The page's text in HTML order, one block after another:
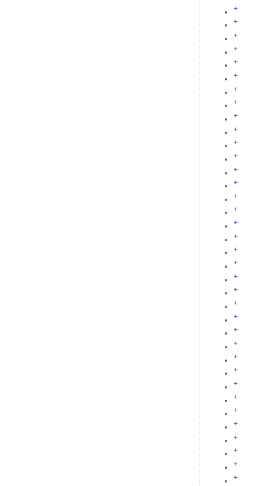
+
+
+
+
+
+
+
+
+
+
+
+
+
+
+
+
+
+
+
+
+
+
+
+
+
+
+
+
+
+
+
+
+
+
+
+